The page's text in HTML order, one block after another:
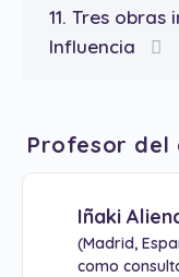
11. Tres obras
Influencia
Profesor del
Iñaki
(Madrid,
como